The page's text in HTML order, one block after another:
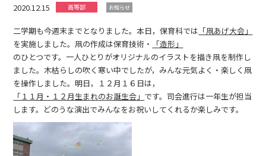
2020.12.15 高等部 お知らせ
二学期も今週末までとなりました。本日，保育科では 「凧あげ大会」
を実施しました。凧の作成は保育技術・
「造形」
のひとつです。一人ひとりがオリジナルのイラストを描き凧を制作し
ました。木枯らしの吹く寒い中でしたが，みんな元気よく・楽しく凧
を操作しました。明日，１２月１６日は，
「１１月・１２月生まれのお誕生会」 です。司会進行は一年生が担当
します。どのうな演出でみんなをお祝いしてくれるか楽しみです。